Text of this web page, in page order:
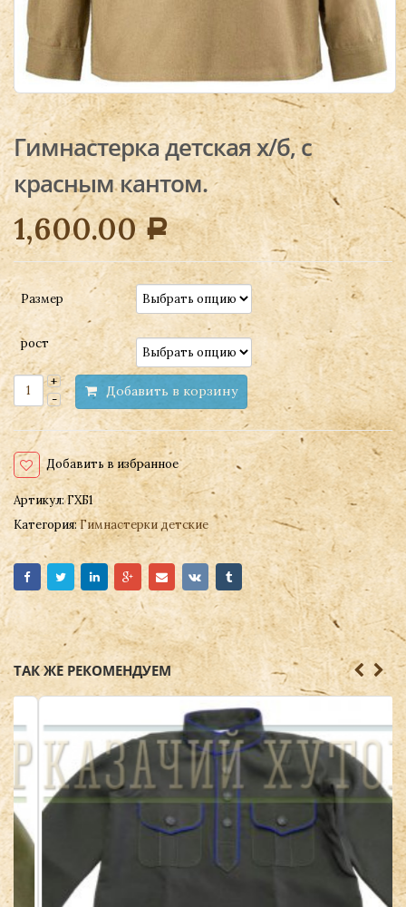
Гимнастерка детская х/б, с
красным кантом.
1,600.00Р
Размер
рост
Добавить в корзину
Добавить в избранное
Артикул:ГХБ1
Категория:Гимнастерки детские
ТАК ЖЕ РЕКОМЕНДУЕМ